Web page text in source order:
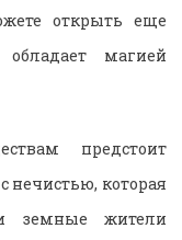
открыть еще
магией
предстоит
нечистью, которая
земные жители